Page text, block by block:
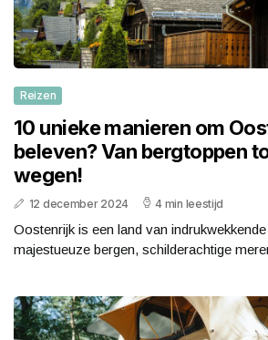
Reizen
10 unieke manieren om
beleven? Van bergtoppen
wegen!
12 december 2024 4 min leestijd
Oostenrijk is een land van
majestueuze bergen, schilderachtige